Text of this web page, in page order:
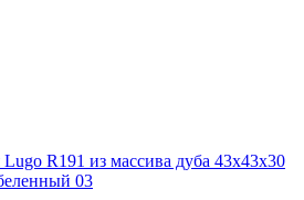
R191 из массива дуба 43х43х30
03